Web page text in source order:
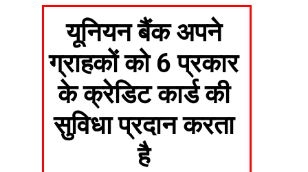
यूनियन बैंक अपने
ग्राहकों को 6 प्रकार
के क्रेडिट कार्ड की
सुविधा प्रदान करता
है